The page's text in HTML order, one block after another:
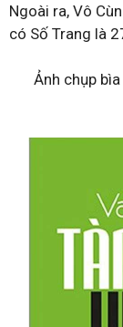
Ngoài ra, Vô
có Số Trang là
Ảnh chụp